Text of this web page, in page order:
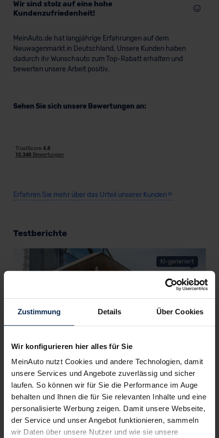
Zustimmung Details Über Cookies
Wir konfigurieren hier alles für Sie
MeinAuto nutzt Cookies und andere Technologien, damit
unsere Services und Angebote zuverlässig und sicher
laufen. So können wir für Sie die Performance im Auge
behalten und Ihnen die für Sie relevanten Inhalte und eine
personalisierte Werbung zeigen. Damit unsere Webseite,
der Service und unser Angebot funktionieren, sammeln
wir Daten über unsere Nutzer und wie sie unsere
Wir sind stolz auf eine hohe
Kundenzufriedenheit!
MeinAuto.de hat langjährige Erfahrungen auf dem
Neuwagenmarkt in Deutschland. Unsere Kunden haben
dadurch ihr Wunschauto zum Top-Rabatt erhalten und
bewerten unsere Arbeit positiv.
Sehen Sie sich unsere Bewertungen an:
Erfahren Sie mehr über das Urteil unserer Kunden
Testberichte
KI-generiert
Fiat Tipo 5-Türer (Test 2023): Renovierung
mit folgenreichen Konsequenzen?
Der Fiat Tipo versucht in der Golf-Klasse mit typischen Fiat-
Qualitäten zu punkten: einfache Bedienung, hohe
Funktionalität sowie Top-Preis-Leistungsverhältnis. Im Tipo
5-Türer erkunden wir, ob er hält, was er verspricht.